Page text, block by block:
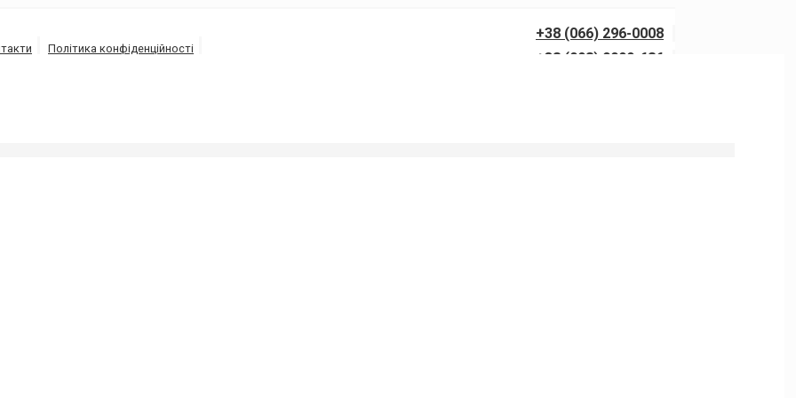
+38 (066) 296-0008
+38 (098) 0099-686
Політика конфіденційності
ям та каналізацій, викачка-відкачка септиків та туалетів в Алтестовому в Одесі.